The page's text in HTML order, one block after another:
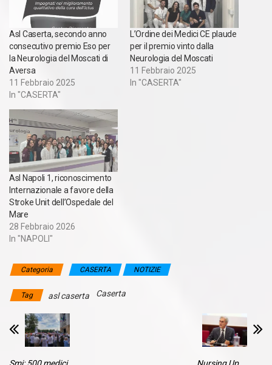
Asl Caserta, secondo anno
consecutivo premio Eso per
la Neurologia del Moscati di
Aversa
11 Febbraio 2025
In "CASERTA"
L’Ordine dei Medici CE plaude
per il premio vinto dalla
Neurologia del Moscati
11 Febbraio 2025
In "CASERTA"
Asl Napoli 1, riconoscimento
Internazionale a favore della
Stroke Unit dell’Ospedale del
Mare
28 Febbraio 2026
In "NAPOLI"
Categoria CASERTA NOTIZIE
Tag asl caserta Caserta